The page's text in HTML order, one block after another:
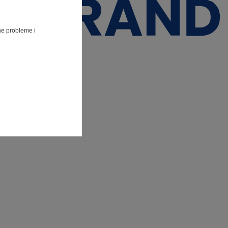
probleme i